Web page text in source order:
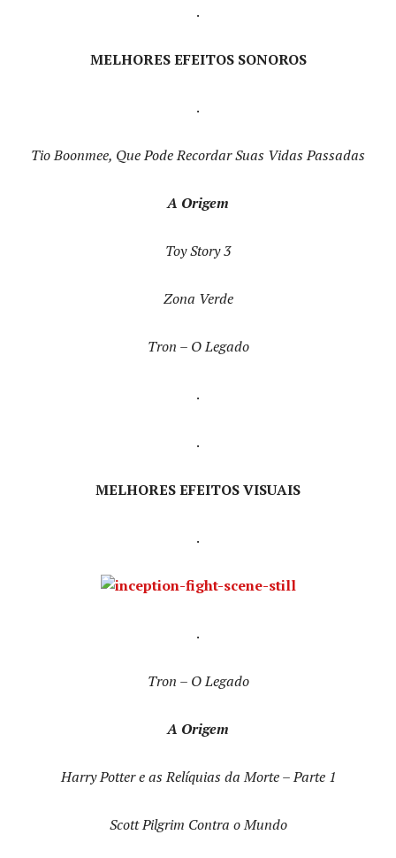
.
MELHORES EFEITOS SONOROS
.
Tio Boonmee, Que Pode Recordar Suas Vidas Passadas
A Origem
Toy Story 3
Zona Verde
Tron – O Legado
.
.
MELHORES EFEITOS VISUAIS
.
.
Tron – O Legado
A Origem
Harry Potter e as Relíquias da Morte – Parte 1
Scott Pilgrim Contra o Mundo